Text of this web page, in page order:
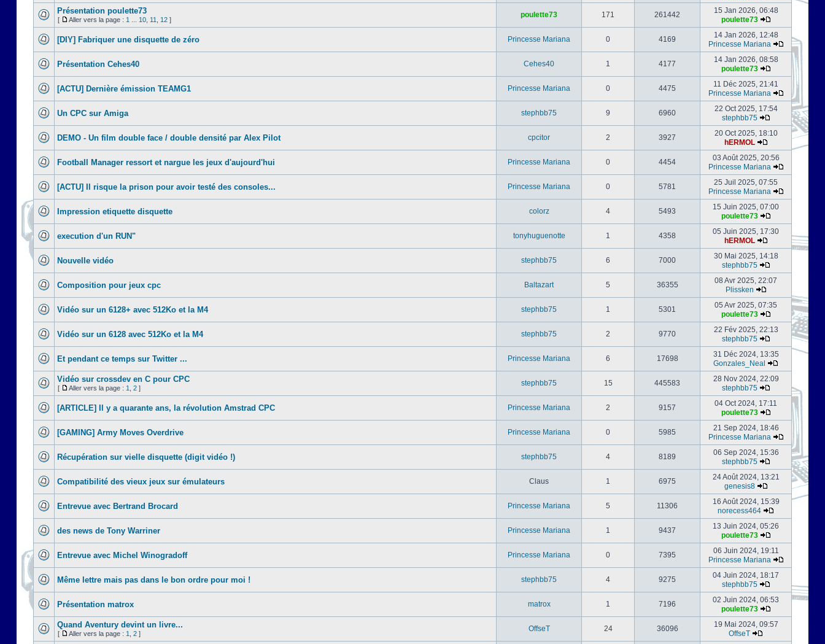
Présentation poulette73
[ Aller vers la page : 1 10 11 12 ]
poulette73 171 261442
15 Jan 2026, 06:48
poulette73
[DIY] Fabriquer une disquette de zéro Princesse Mariana 0 4169
14 Jan 2026, 12:48
Princesse Mariana
Présentation Cehes40 Cehes40 1 4177
14 Jan 2026, 08:58
poulette73
[ACTU] Dernière émission TEAMG1 Princesse Mariana 0 4475
11 Déc 2025, 21:41
Princesse Mariana
Un CPC sur Amiga stephbb75 9 6960
22 Oct 2025, 17:54
stephbb75
DEMO - Un film double face / double densité par Alex Pilot cpcitor 2 3927
20 Oct 2025, 18:10
hERMOL
Football Manager ressort et nargue les jeux d'aujourd'hui Princesse Mariana 0 4454
03 Août 2025, 20:56
Princesse Mariana
[ACTU] Il risque la prison pour avoir testé des consoles... Princesse Mariana 0 5781
25 Juil 2025, 07:55
Princesse Mariana
Impression etiquette disquette colorz 4 5493
15 Juin 2025, 07:00
poulette73
execution d'un RUN" tonyhuguenotte 1 4358
05 Juin 2025, 17:30
hERMOL
Nouvelle vidéo stephbb75 6 7000
30 Mai 2025, 14:18
stephbb75
Composition pour jeux cpc Baltazart 5 36355
08 Avr 2025, 22:07
Plissken
Vidéo sur un 6128+ avec 512Ko et la M4 stephbb75 1 5301
05 Avr 2025, 07:35
poulette73
Vidéo sur un 6128 avec 512Ko et la M4 stephbb75 2 9770
22 Fév 2025, 22:13
stephbb75
Et pendant ce temps sur Twitter ... Princesse Mariana 6 17698
31 Déc 2024, 13:35
Gonzales_Neal
Vidéo sur crossdev en C pour CPC
[ Aller vers la page : 1 2 ]
stephbb75 15 445583
28 Nov 2024, 22:09
stephbb75
[ARTICLE] Il y a quarante ans, la révolution Amstrad CPC Princesse Mariana 2 9157
04 Oct 2024, 17:11
poulette73
[GAMING] Army Moves Overdrive Princesse Mariana 0 5985
21 Sep 2024, 18:46
Princesse Mariana
Récupération sur vielle disquette (digit vidéo !) stephbb75 4 8189
06 Sep 2024, 15:36
stephbb75
Compatibilité des vieux jeux sur émulateurs Claus 1 6975
24 Août 2024, 13:21
genesis8
Entrevue avec Bertrand Brocard Princesse Mariana 5 11306
16 Août 2024, 15:39
norecess464
des news de Tony Warriner Princesse Mariana 1 9437
13 Juin 2024, 05:26
poulette73
Entrevue avec Michel Winogradoff Princesse Mariana 0 7395
06 Juin 2024, 19:11
Princesse Mariana
Même lettre mais pas dans le bon ordre pour moi ! stephbb75 4 9275
04 Juin 2024, 18:17
stephbb75
Présentation matrox matrox 1 7196
02 Juin 2024, 06:53
poulette73
Quand Aventury devint un livre...
[ Aller vers la page : 1 2 ]
OffseT 24 36096
19 Mai 2024, 09:57
OffseT